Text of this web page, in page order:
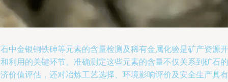
中金银铜铁砷等元素的含量检测及稀有金属化验是矿产资源开
利用的关键环节。准确测定这些元素的含量不仅关系到矿石的
价值评估，还对冶炼工艺选择、环境影响评价及安全生产具有